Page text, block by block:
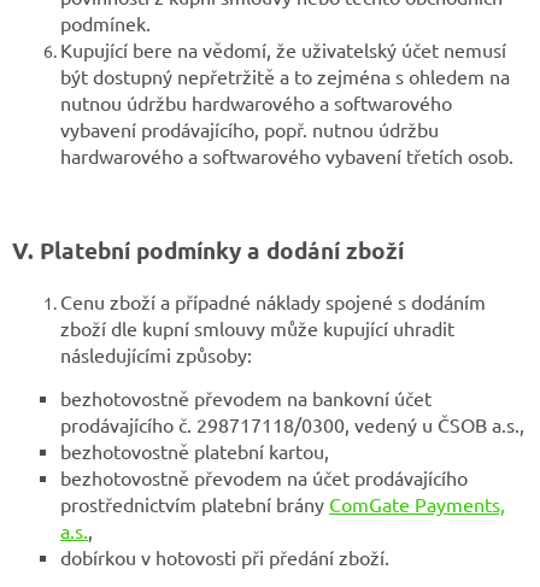
podmínek.
Kupující bere na vědomí, že uživatelský účet nemusí
být dostupný nepřetržitě a to zejména s ohledem na
nutnou údržbu hardwarového a softwarového
vybavení prodávajícího, popř. nutnou údržbu
hardwarového a softwarového vybavení třetích osob.
V. Platební podmínky a dodání zboží
Cenu zboží a případné náklady spojené s dodáním
zboží dle kupní smlouvy může kupující uhradit
následujícími způsoby:
bezhotovostně převodem na bankovní účet
prodávajícího č. 298717118/0300, vedený u ČSOB a.s.,
bezhotovostně platební kartou,
bezhotovostně převodem na účet prodávajícího
prostřednictvím platební brány ComGate Payments,
a.s.,
dobírkou v hotovosti při předání zboží.